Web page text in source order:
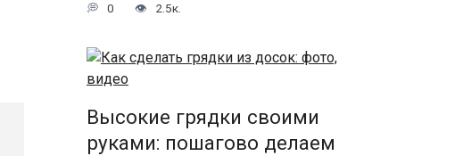
0 2.5к.
Высокие грядки своими
руками: пошагово делаем